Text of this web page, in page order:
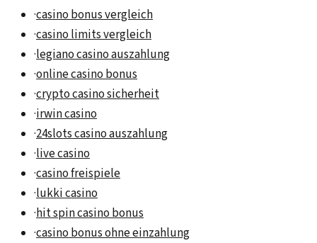
·casino bonus vergleich
·casino limits vergleich
·legiano casino auszahlung
·online casino bonus
·crypto casino sicherheit
·irwin casino
·24slots casino auszahlung
·live casino
·casino freispiele
·lukki casino
·hit spin casino bonus
·casino bonus ohne einzahlung